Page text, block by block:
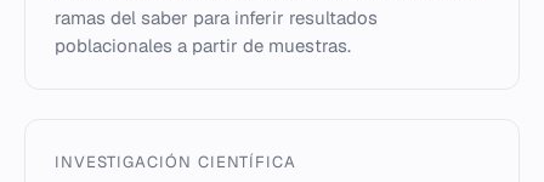
ramas del saber para inferir resultados
poblacionales a partir de muestras.
INVESTIGACIÓN CIENTÍFICA